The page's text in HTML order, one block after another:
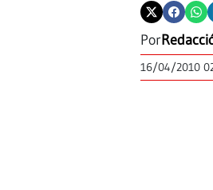
Por
16/04/2010